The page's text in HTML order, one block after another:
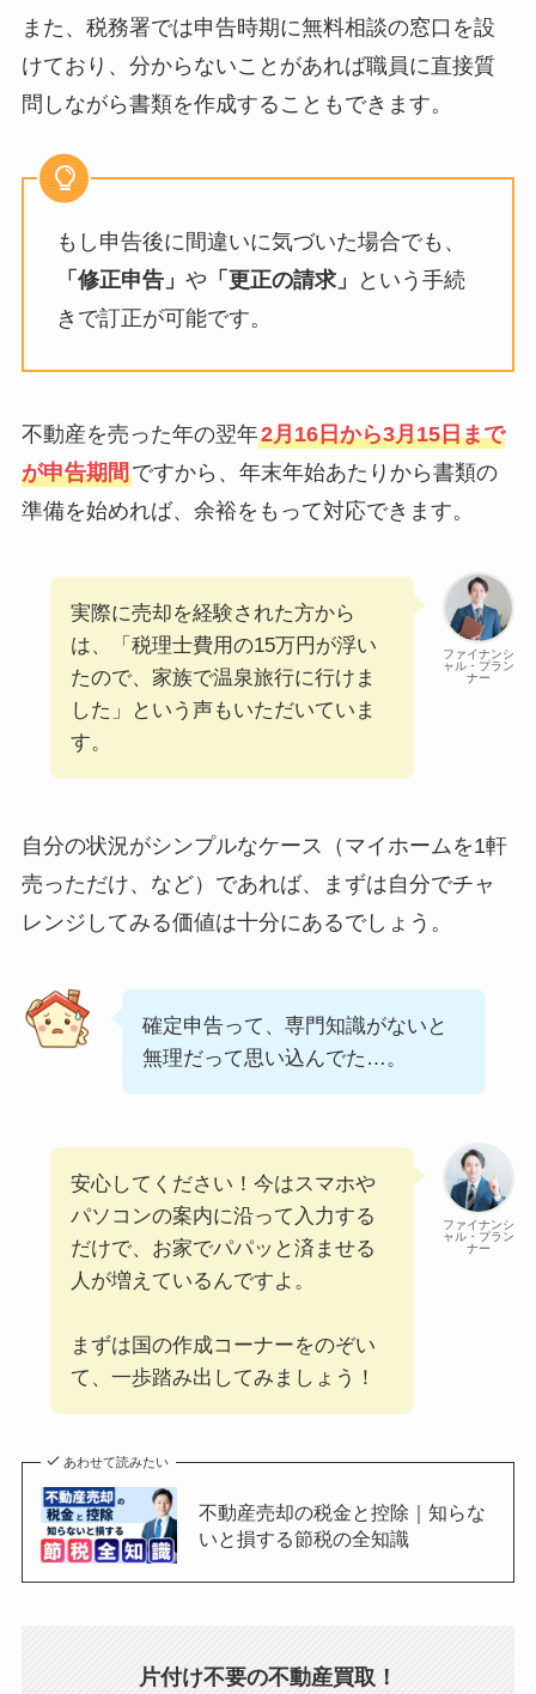
また、税務署では申告時期に無料相談の窓口を設
けており、分からないことがあれば職員に直接質
問しながら書類を作成することもできます。
もし申告後に間違いに気づいた場合でも、
「修正申告」 や 「更正の請求」
という手続
きで訂正が可能です。
不動産を売った年の翌年2月16日から3月15日まで
が申告期間ですから、年末年始あたりから書類の
準備を始めれば、余裕をもって対応できます。
ファイナンシ
ャル・プラン
ナー
実際に売却を経験された方から
は、「税理士費用の15万円が浮い
たので、家族で温泉旅行に行けま
した」という声もいただいていま
す。
自分の状況がシンプルなケース（マイホームを1軒
売っただけ、など）であれば、まずは自分でチャ
レンジしてみる価値は十分にあるでしょう。
確定申告って、専門知識がないと
無理だって思い込んでた…。
ファイナンシ
ャル・プラン
ナー
安心してください！今はスマホや
パソコンの案内に沿って入力する
だけで、お家でパパッと済ませる
人が増えているんですよ。
まずは国の作成コーナーをのぞい
て、一歩踏み出してみましょう！
あわせて読みたい
不動産売却の税金と控除｜知らな
いと損する節税の全知識
片付け不要の不動産買取！